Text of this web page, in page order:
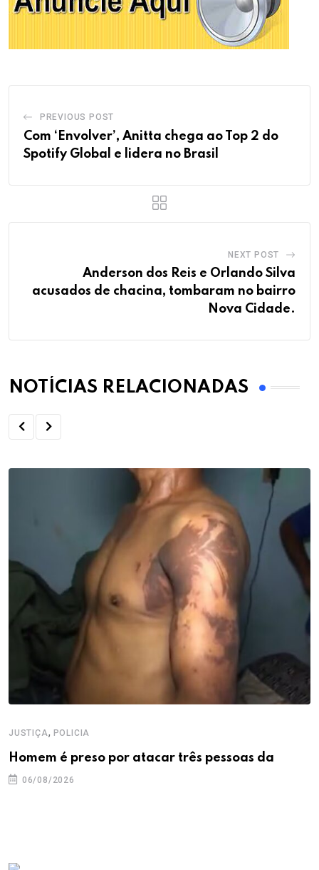
PREVIOUS POST
Com ‘Envolver’, Anitta chega ao Top 2 do
Spotify Global e lidera no Brasil
NEXT POST
Anderson dos Reis e Orlando Silva
acusados de chacina, tombaram no bairro
Nova Cidade.
NOTÍCIAS RELACIONADAS
JUSTIÇA, POLICIA
Homem é preso por atacar três pessoas da
06/08/2026